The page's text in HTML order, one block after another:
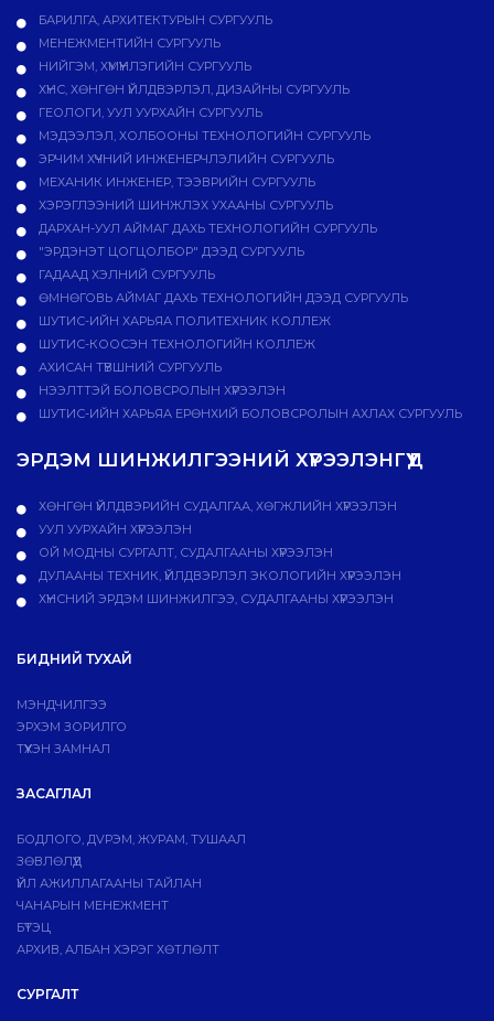
БАРИЛГА, АРХИТЕКТУРЫН СУРГУУЛЬ
МЕНЕЖМЕНТИЙН СУРГУУЛЬ
НИЙГЭМ, ХҮМҮҮНЛЭГИЙН СУРГУУЛЬ
ХҮНС, ХӨНГӨН ҮЙЛДВЭРЛЭЛ, ДИЗАЙНЫ СУРГУУЛЬ
ГЕОЛОГИ, УУЛ УУРХАЙН СУРГУУЛЬ
МЭДЭЭЛЭЛ, ХОЛБООНЫ ТЕХНОЛОГИЙН СУРГУУЛЬ
ЭРЧИМ ХҮЧНИЙ ИНЖЕНЕРЧЛЭЛИЙН СУРГУУЛЬ
МЕХАНИК ИНЖЕНЕР, ТЭЭВРИЙН СУРГУУЛЬ
ХЭРЭГЛЭЭНИЙ ШИНЖЛЭХ УХААНЫ СУРГУУЛЬ
ДАРХАН-УУЛ АЙМАГ ДАХЬ ТЕХНОЛОГИЙН СУРГУУЛЬ
"ЭРДЭНЭТ ЦОГЦОЛБОР" ДЭЭД СУРГУУЛЬ
ГАДААД ХЭЛНИЙ СУРГУУЛЬ
ӨМНӨГОВЬ АЙМАГ ДАХЬ ТЕХНОЛОГИЙН ДЭЭД СУРГУУЛЬ
ШУТИС-ИЙН ХАРЬЯА ПОЛИТЕХНИК КОЛЛЕЖ
ШУТИС-КООСЭН ТЕХНОЛОГИЙН КОЛЛЕЖ
АХИСАН ТҮВШНИЙ СУРГУУЛЬ
НЭЭЛТТЭЙ БОЛОВСРОЛЫН ХҮРЭЭЛЭН
ШУТИС-ИЙН ХАРЬЯА ЕРӨНХИЙ БОЛОВСРОЛЫН АХЛАХ СУРГУУЛЬ
ЭРДЭМ ШИНЖИЛГЭЭНИЙ ХҮРЭЭЛЭНГҮҮД
ХӨНГӨН ҮЙЛДВЭРИЙН СУДАЛГАА, ХӨГЖЛИЙН ХҮРЭЭЛЭН
УУЛ УУРХАЙН ХҮРЭЭЛЭН
ОЙ МОДНЫ СУРГАЛТ, СУДАЛГААНЫ ХҮРЭЭЛЭН
ДУЛААНЫ ТЕХНИК, ҮЙЛДВЭРЛЭЛ ЭКОЛОГИЙН ХҮРЭЭЛЭН
ХҮНСНИЙ ЭРДЭМ ШИНЖИЛГЭЭ, СУДАЛГААНЫ ХҮРЭЭЛЭН
БИДНИЙ ТУХАЙ
МЭНДЧИЛГЭЭ
ЭРХЭМ ЗОРИЛГО
ТҮҮХЭН ЗАМНАЛ
ЗАСАГЛАЛ
БОДЛОГО, ДVРЭМ, ЖУРАМ, ТУШААЛ
ЗӨВЛӨЛҮҮД
ҮЙЛ АЖИЛЛАГААНЫ ТАЙЛАН
ЧАНАРЫН МЕНЕЖМЕНТ
БҮТЭЦ
АРХИВ, АЛБАН ХЭРЭГ ХӨТЛӨЛТ
СУРГАЛТ